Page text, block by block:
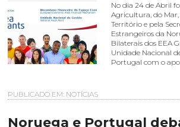
No dia 24 de Abril
Agricultura, do
Território e pela
Estrangeiros da
Bilaterais dos EEA
Unidade Nacional
Portugal com o
PUBLICADO EM: NOTÍCIAS
Noruega e Portugal